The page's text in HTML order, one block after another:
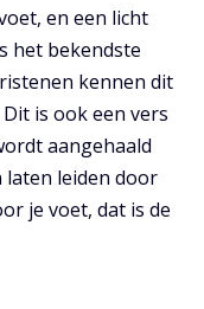
en een licht
het bekendste
kennen dit
Dit is ook een vers
aangehaald
laten leiden door
je voet, dat is de